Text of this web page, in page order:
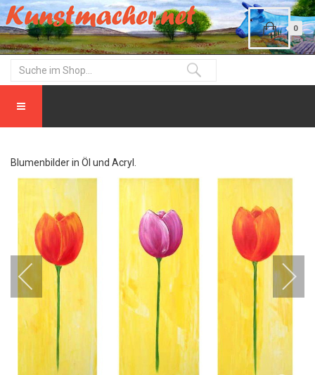
0
Blumenbilder in Öl und Acryl.